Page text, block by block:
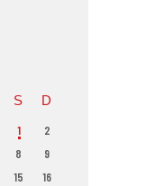
S D
1
2
8
9
15
16